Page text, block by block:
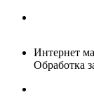
Интернет
Обработка